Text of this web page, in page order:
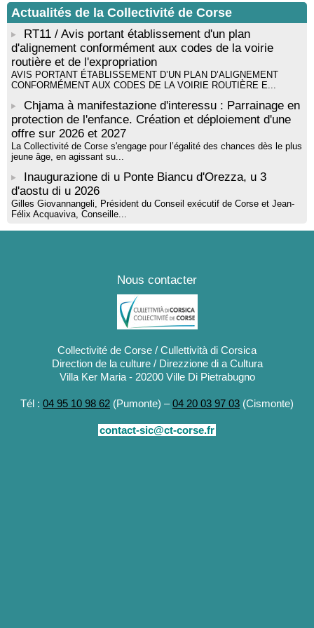
! Événement reporté ! Cycle de conférences peinture animé
par Alexandre Dominati - Mediateca territuriale di Santa Lucia di
Tallà
Actualités de la Collectivité de Corse
RT11 / Avis portant établissement d'un plan
d'alignement conformément aux codes de la voirie
routière et de l'expropriation
AVIS PORTANT ÉTABLISSEMENT D’UN PLAN D’ALIGNEMENT
CONFORMÉMENT AUX CODES DE LA VOIRIE ROUTIÈRE E...
Chjama à manifestazione d'interessu : Parrainage en
protection de l'enfance. Création et déploiement d'une
offre sur 2026 et 2027
La Collectivité de Corse s'engage pour l’égalité des chances dès le plus
jeune âge, en agissant su...
Inaugurazione di u Ponte Biancu d'Orezza, u 3
d'aostu di u 2026
Gilles Giovannangeli, Président du Conseil exécutif de Corse et Jean-
Félix Acquaviva, Conseille...
Nous contacter
Collectivité de Corse / Cullettività di Corsica
Direction de la culture / Direzzione di a Cultura
Villa Ker Maria - 20200 Ville Di Pietrabugno
Tél : 04 95 10 98 62 (Pumonte) –04 20 03 97 03 (Cismonte)
contact-sic@ct-corse.fr